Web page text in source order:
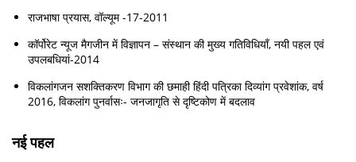
राजभाषा प्रयास, वॉल्यूम -17-2011
कॉर्पोरेट न्यूज मैगजीन में विज्ञापन – संस्थान की मुख्य गतिविधियाँ, नयी पहल एवं
उपलबधियां-2014
विकलांगजन सशक्तिकरण विभाग की छमाही हिंदी पत्रिका दिव्यांग प्रवेशांक, वर्ष
2016, विकलांग पुनर्वासः- जनजागृति से दृष्टिकोण में बदलाव
नई पहल